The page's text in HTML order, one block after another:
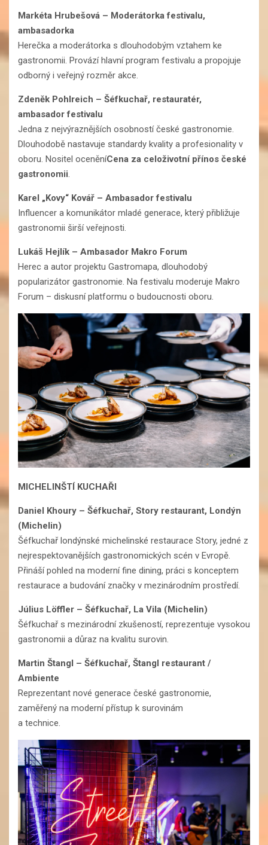
Markéta Hrubešová – Moderátorka festivalu,
ambasadorka
Herečka a moderátorka s dlouhodobým vztahem ke
gastronomii. Provází hlavní program festivalu a propojuje
odborný i veřejný rozměr akce.
Zdeněk Pohlreich – Šéfkuchař, restauratér,
ambasador festivalu
Jedna z nejvýraznějších osobností české gastronomie.
Dlouhodobě nastavuje standardy kvality a profesionality v
oboru. Nositel oceněníCena za celoživotní přínos české
gastronomii
Karel „Kovy“ Kovář – Ambasador festivalu
Influencer a komunikátor mladé generace, který přibližuje
gastronomii širší veřejnosti.
Lukáš Hejlík – Ambasador Makro Forum
Herec a autor projektu Gastromapa, dlouhodobý
popularizátor gastronomie. Na festivalu moderuje Makro
Forum – diskusní platformu o budoucnosti oboru.
MICHELINŠTÍ KUCHAŘI
Daniel Khoury – Šéfkuchař, Story restaurant, Londýn
(Michelin)
Šéfkuchař londýnské michelinské restaurace Story, jedné z
nejrespektovanějších gastronomických scén v Evropě.
Přináší pohled na moderní fine dining, práci s konceptem
restaurace a budování značky v mezinárodním prostředí.
Július Löffler – Šéfkuchař, La Vila (Michelin)
Šéfkuchař s mezinárodní zkušeností, reprezentuje vysokou
gastronomii a důraz na kvalitu surovin.
Martin Štangl – Šéfkuchař, Štangl restaurant /
Ambiente
Reprezentant nové generace české gastronomie,
zaměřený na moderní přístup k surovinám
a technice.